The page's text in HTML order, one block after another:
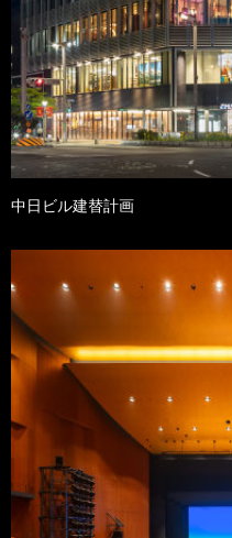
中日ビル建替計画